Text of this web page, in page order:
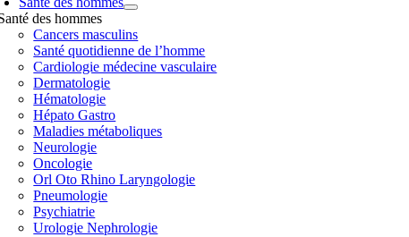
des hommes
Cancers masculins
Santé quotidienne de l’homme
Cardiologie médecine vasculaire
Dermatologie
Hématologie
Hépato Gastro
Maladies métaboliques
Neurologie
Oncologie
Orl Oto Rhino Laryngologie
Pneumologie
Psychiatrie
Urologie Nephrologie